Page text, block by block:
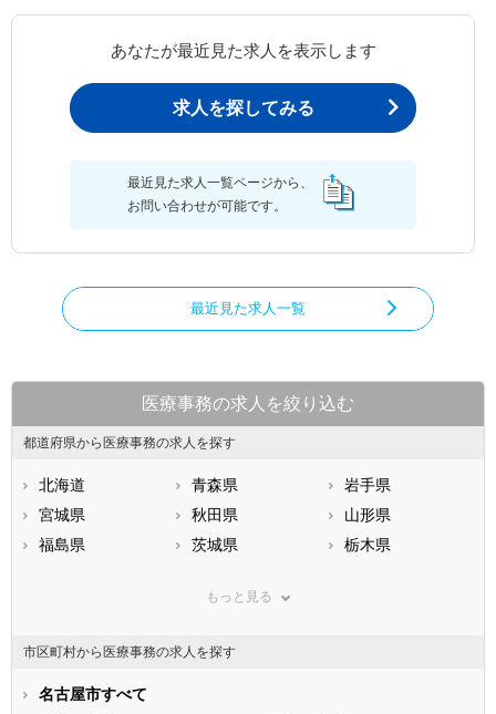
あなたが最近見た求人を表示します
求人を探してみる
最近見た求人一覧ページから、
お問い合わせが可能です。
最近見た求人一覧
医療事務の求人を絞り込む
都道府県から医療事務の求人を探す
北海道 青森県
岩手県
宮城県
秋田県
山形県
福島県
茨城県
栃木県
神奈川県
石川県
福井県
静岡県
もっと見る
市区町村から医療事務の求人を探す
名古屋市すべて